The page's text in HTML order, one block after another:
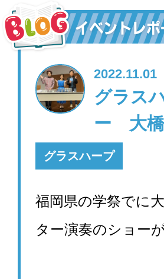
2022.11.01
グラス
ー 大
グラスハープ
福岡県の学祭でに
ター演奏のショー